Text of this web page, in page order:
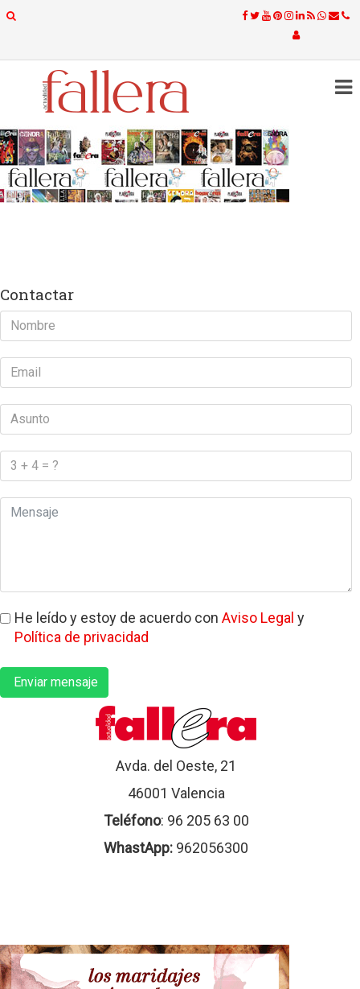
Contactar
He leído y estoy de acuerdo con Aviso Legal y
Política de privacidad
Enviar mensaje
Avda. del Oeste, 21
46001 Valencia
Teléfono: 96 205 63 00
WhastApp: 962056300